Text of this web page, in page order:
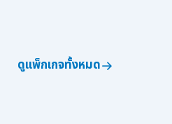
ดูแพ็กเกจทั้งหมด